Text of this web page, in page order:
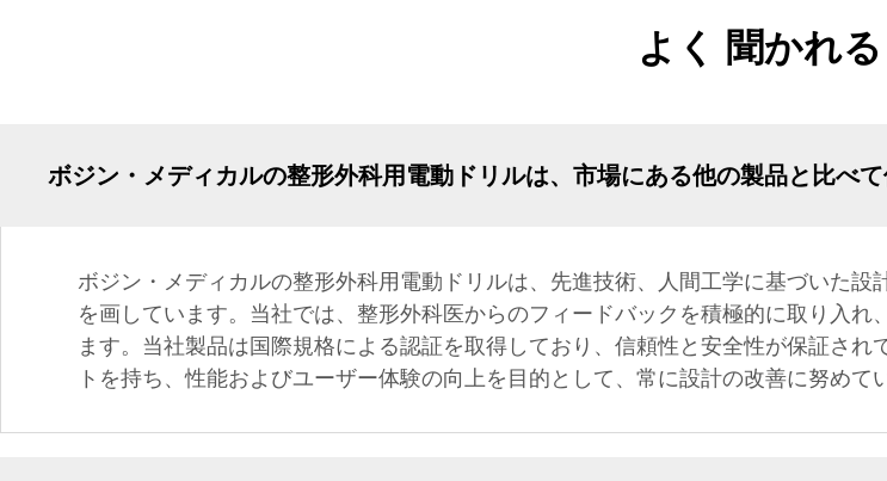
よく 聞かれ
ボジン・メディカルの整形外科用電動ドリルは、市場にある他の製品と比べ
ボジン・メディカルの整形外科用電動ドリルは、先進技術、人間工学に基づいた
を画しています。当社では、整形外科医からのフィードバックを積極的に取り入
ます。当社製品は国際規格による認証を取得しており、信頼性と安全性が保証さ
トを持ち、性能およびユーザー体験の向上を目的として、常に設計の改善に努めて